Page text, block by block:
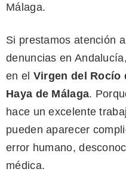
Málaga.
Si prestamos atención
denuncias en
en el Virgen del Rocío
Haya de Málaga.
hace un excelente
pueden aparecer
error humano,
médica.